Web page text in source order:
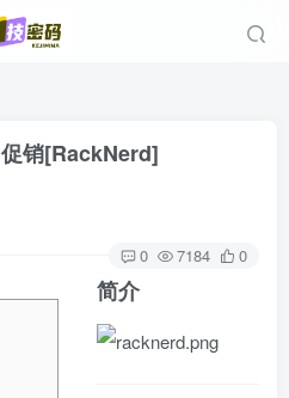
销[RackNerd]
0 7184 0
简介